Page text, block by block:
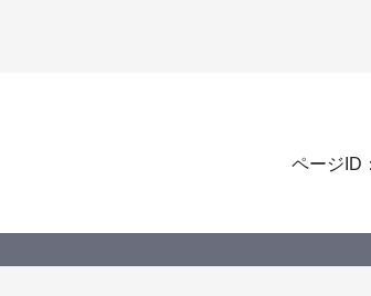
ページID